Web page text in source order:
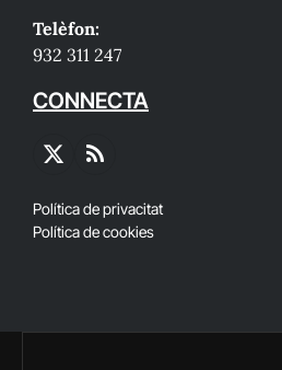
Telèfon:
932 311 247
CONNECTA
X
RSS
Política de privacitat
Política de cookies